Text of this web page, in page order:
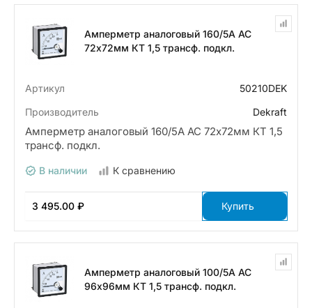
Амперметр аналоговый 160/5А AC
72х72мм КТ 1,5 трансф. подкл.
Артикул
50210DEK
Производитель
Dekraft
Амперметр аналоговый 160/5А AC 72х72мм КТ 1,5
трансф. подкл.
В наличии К сравнению
3 495.00 ₽ Купить
Амперметр аналоговый 100/5А AC
96х96мм КТ 1,5 трансф. подкл.